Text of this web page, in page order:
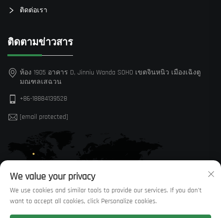
ติดต่อเรา
ติดตามข่าวสาร
ห้อง 1905 อาคาร D, Jinniu Wanda SOHO เขตจินหนิว เมืองเฉิงตู
มณฑลเสฉวน
+86-18884139528
[email protected]
We value your privacy
We use cookies and similar tools to provide our services. If you don't
want to accept all cookies, click Personalize cookies.